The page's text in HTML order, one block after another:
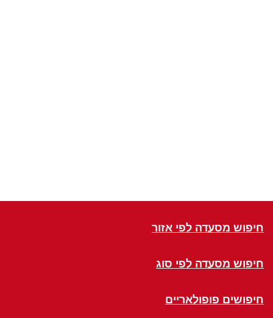
חיפוש מסעדה לפי אזור
חיפוש מסעדה לפי סוג
חיפושים פופולאריים